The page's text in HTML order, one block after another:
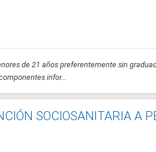
de 21 años preferentemente sin
infor...
SOCIOSANITARIA A